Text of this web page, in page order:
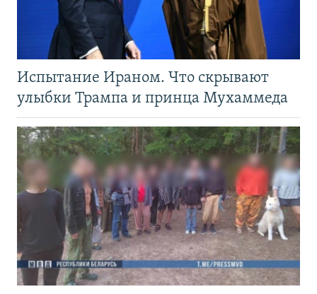
Испытание Ираном. Что скрывают
улыбки Трампа и принца Мухаммеда